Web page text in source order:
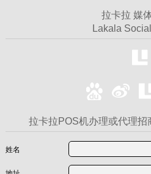
拉卡拉 媒
Lakala
拉卡拉POS机办理或代理
姓名